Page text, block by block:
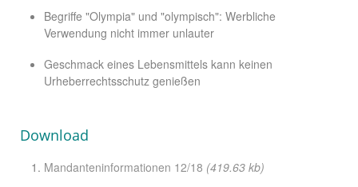
Begriffe "Olympia" und "olympisch": Werbliche
Verwendung nicht immer unlauter
Geschmack eines Lebensmittels kann keinen
Urheberrechtsschutz genießen
Download
Mandanteninformationen 12/18 (419.63 kb)